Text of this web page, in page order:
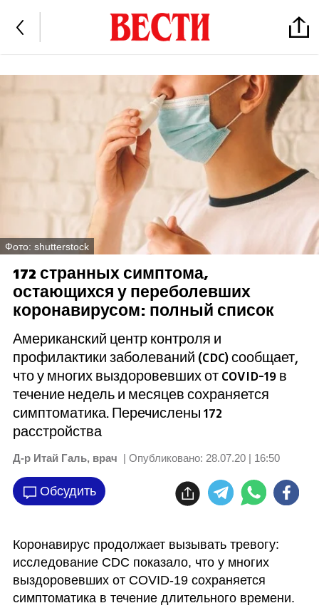
Фото: shutterstock
172 странных симптома,
остающихся у переболевших
коронавирусом: полный список
Американский центр контроля и
профилактики заболеваний (CDC) сообщает,
что у многих выздоровевших от COVID-19 в
течение недель и месяцев сохраняется
симптоматика. Перечислены 172
расстройства
Д-р Итай Галь, врач | Опубликовано: 28.07.20 | 16:50
Обсудить
Коронавирус продолжает вызывать тревогу:
исследование CDC показало, что у многих
выздоровевших от COVID-19 сохраняется
симптоматика в течение длительного времени.